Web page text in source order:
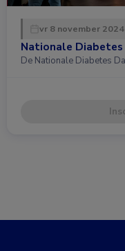
vr 8 november
Nationale Diabetes
De Nationale Diabetes